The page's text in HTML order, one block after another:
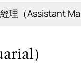
理（Assistant
）